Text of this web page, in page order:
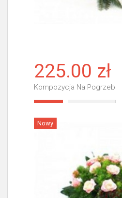
225.00 zł
Kompozycja Na Pogrzeb
Nowy